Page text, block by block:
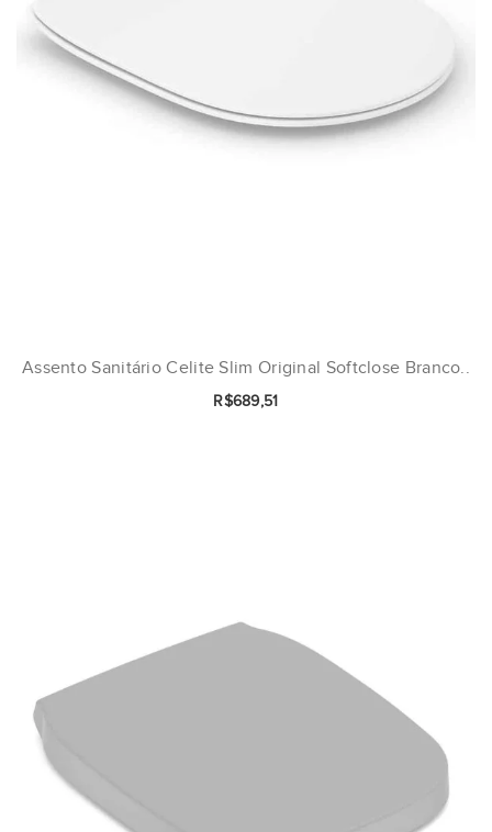
Assento Sanitário Celite Slim Original Softclose Branco..
R$689,51